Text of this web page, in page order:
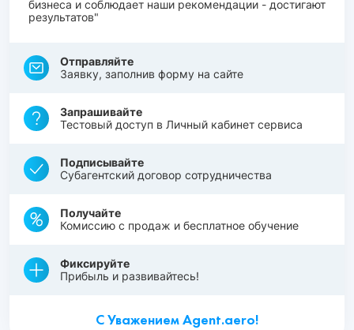
бизнеса и соблюдает наши рекомендации - достигают
результатов"
Отправляйте
Заявку, заполнив форму на сайте
Запрашивайте
Тестовый доступ в Личный кабинет сервиса
Подписывайте
Субагентский договор сотрудничества
Получайте
Комиссию с продаж и бесплатное обучение
Фиксируйте
Прибыль и развивайтесь!
С Уважением Agent.aero!